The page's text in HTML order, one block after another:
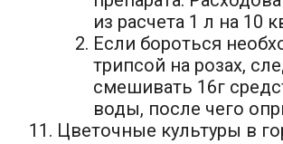
из расчета 1 л на 10
Если бороться
трипсой на розах,
смешивать 16г
воды, после чего
Цветочные культуры в